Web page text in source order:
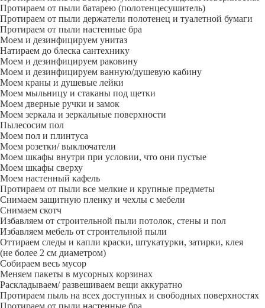
Протираем от пыли батарею (полотенцесушитель)
Протираем от пыли держатели полотенец и туалетной бумаги
Протираем от пыли настенные бра
Моем и дезинфицируем унитаз
Натираем до блеска сантехнику
Моем и дезинфицируем раковину
Моем и дезинфицируем ванную/душевую кабину
Моем краны и душевые лейки
Моем мыльницу и стаканы под щетки
Моем дверные ручки и замок
Моем зеркала и зеркальные поверхности
Пылесосим пол
Моем пол и плинтуса
Моем розетки/ выключатели
Моем шкафы внутри при условии, что они пустые
Моем шкафы сверху
Моем настенный кафель
Протираем от пыли все мелкие и крупные предметы
Снимаем защитную пленку и чехлы с мебели
Снимаем скотч
Избавляем от строительной пыли потолок, стены и пол
Избавляем мебель от строительной пыли
Оттираем следы и капли краски, штукатурки, затирки, клея
(не более 2 см диаметром)
Собираем весь мусор
Меняем пакеты в мусорных корзинах
Раскладываем/ развешиваем вещи аккуратно
Протираем пыль на всех доступных и свободных поверхностях
Протираем от пыли настенные бра